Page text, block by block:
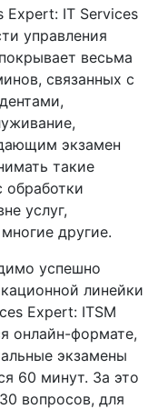
Expert: IT Services
управления
весьма
связанных с
экзамен
такие
обработки
услуг,
другие.
успешно
линейки
Expert: ITSM
онлайн-формате,
экзамены
60 минут. За это
вопросов, для